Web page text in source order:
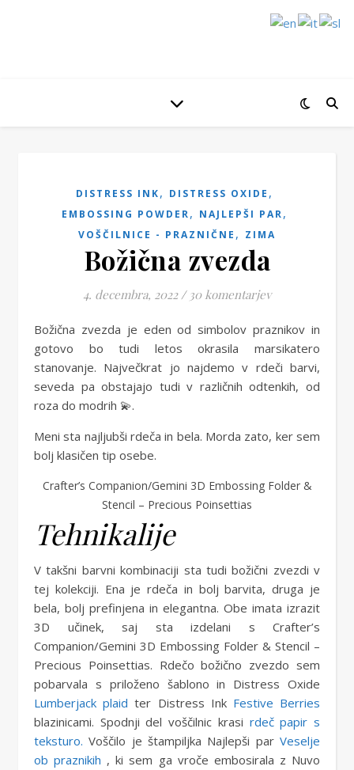
DISTRESS INK, DISTRESS OXIDE ,
EMBOSSING POWDER, NAJLEPŠI PAR,
VOŠČILNICE - PRAZNIČNE , ZIMA
Božična zvezda
4. decembra, 2022 / 30 komentarjev
Božična zvezda je eden od simbolov praznikov in
gotovo bo tudi letos okrasila marsikatero
stanovanje. Največkrat jo najdemo v rdeči barvi,
seveda pa obstajajo tudi v različnih odtenkih, od
roza do modrih 💫.
Meni sta najljubši rdeča in bela. Morda zato, ker sem
bolj klasičen tip osebe.
Crafter’s Companion/Gemini 3D Embossing Folder &
Stencil – Precious Poinsettias
Tehnikalije
V takšni barvni kombinaciji sta tudi božični zvezdi v
tej kolekciji. Ena je rdeča in bolj barvita, druga je
bela, bolj prefinjena in elegantna. Obe imata izrazit
3D učinek, saj sta izdelani s Crafter’s
Companion/Gemini 3D Embossing Folder & Stencil –
Precious Poinsettias. Rdečo božično zvezdo sem
pobarvala s priloženo šablono in Distress Oxide
Lumberjack plaid ter Distress Ink Festive Berries
blazinicami. Spodnji del voščilnic krasi rdeč papir s
teksturo. Voščilo je štampiljka Najlepši par Veselje
ob praznikih , ki sem ga vroče embosirala z Nuvo